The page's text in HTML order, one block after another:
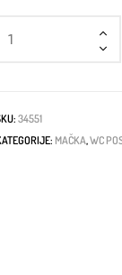
34551
MAČKA,WC